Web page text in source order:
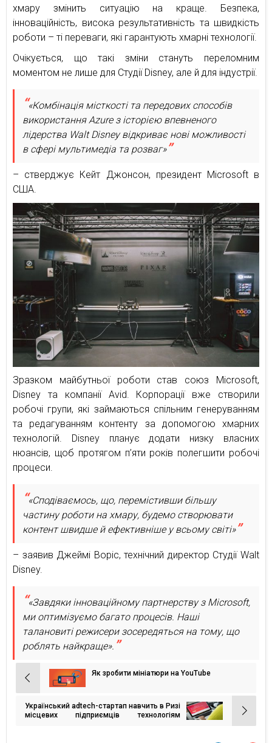
хмару змінить ситуацію на краще. Безпека,
інноваційність, висока результативність та швидкість
роботи – ті переваги, які гарантують хмарні технології.
Очікується, що такі зміни стануть переломним
моментом не лише для Cтудії Disney, але й для індустрії.
«Комбінація місткості та передових способів
використання Azure з історією впевненого
лідерства Walt Disney відкриває нові можливості
в сфері мультимедіа та розваг»
– стверджує Кейт Джонсон, президент Microsoft в
США.
Зразком майбутньої роботи став союз Microsoft,
Disney та компанії Avid. Корпорації вже створили
робочі групи, які займаються спільним генеруванням
та редагуванням контенту за допомогою хмарних
технологій. Disney планує додати низку власних
нюансів, щоб протягом п’яти років полегшити робочі
процеси.
«Сподіваємось, що, перемістивши більшу
частину роботи на хмару, будемо створювати
контент швидше й ефективніше у всьому світі»
– заявив Джеймі Воріс, технічний директор Студії Walt
Disney.
«Завдяки інноваційному партнерству з Microsoft,
ми оптимізуємо багато процесів. Наші
талановиті режисери зосередяться на тому, що
роблять найкраще».
Навігація
записів
Як зробити мініатюри на YouTube
Український adtech-стартап навчить в Ризі
місцевих підприємців технологіям